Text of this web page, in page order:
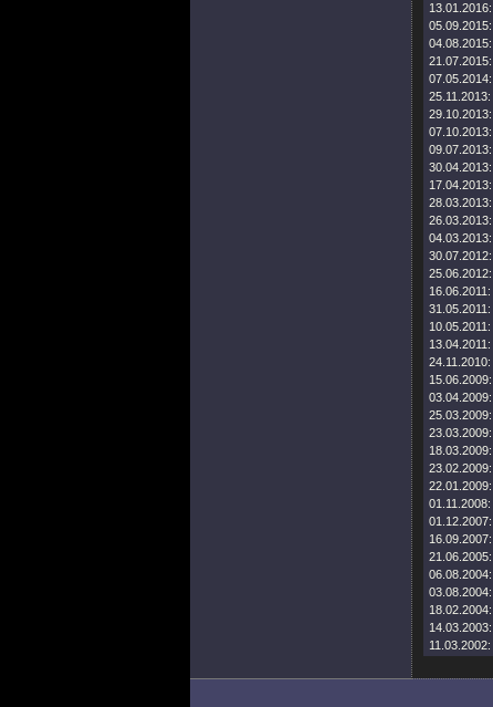
13.01.2016:
05.09.2015:
04.08.2015:
21.07.2015:
07.05.2014:
25.11.2013:
29.10.2013:
07.10.2013:
09.07.2013:
30.04.2013:
17.04.2013:
28.03.2013:
26.03.2013:
04.03.2013:
30.07.2012:
25.06.2012:
16.06.2011:
31.05.2011:
10.05.2011:
13.04.2011:
24.11.2010:
15.06.2009:
03.04.2009:
25.03.2009:
23.03.2009:
18.03.2009:
23.02.2009:
22.01.2009:
01.11.2008:
01.12.2007:
16.09.2007:
21.06.2005:
06.08.2004:
03.08.2004:
18.02.2004:
14.03.2003:
11.03.2002: